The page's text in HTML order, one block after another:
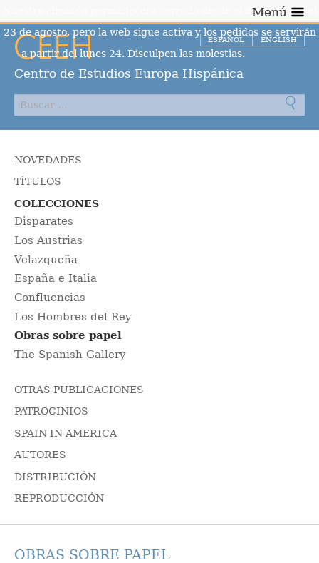
Centro de Estudios Europa Hispánica
ESPAÑOL ENGLISH
Menú
NOVEDADES
TÍTULOS
COLECCIONES
Disparates
Los Austrias
Velazqueña
España e Italia
Confluencias
Los Hombres del Rey
Obras sobre papel
The Spanish Gallery
OTRAS PUBLICACIONES
PATROCINIOS
SPAIN IN AMERICA
AUTORES
DISTRIBUCIÓN
REPRODUCCIÓN
OBRAS SOBRE PAPEL
Nuestro almacén permanecerá cerrado desde el día 10 hasta el
23 de agosto, pero la web sigue activa y los pedidos se servirán
a partir del lunes 24. Disculpen las molestias.